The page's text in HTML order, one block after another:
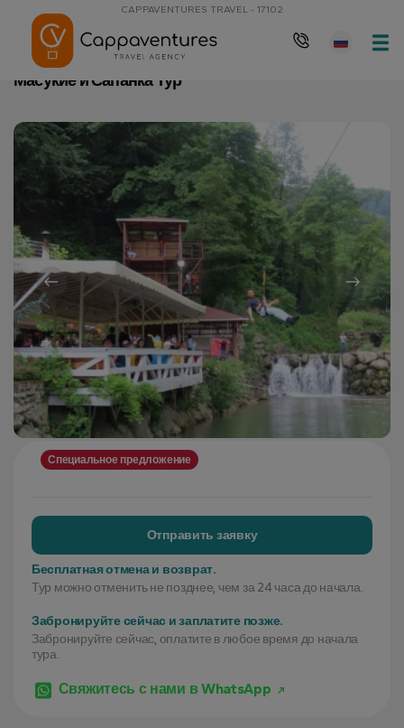
CAPPAVENTURES TRAVEL - 17102
Главная
Масукие и Сапанка Тур
Специальное предложение
Отправить заявку
Бесплатная отмена и возврат.
Тур можно отменить не позднее, чем за 24 часа до начала.
Забронируйте сейчас и заплатите позже.
Забронируйте сейчас, оплатите в любое время до начала
тура.
Свяжитесь с нами в WhatsApp